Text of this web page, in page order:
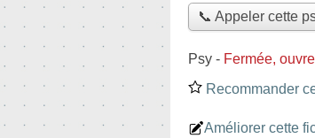
📞 Appeler cette
Psy - Fermée,
Recommander
Améliorer cette